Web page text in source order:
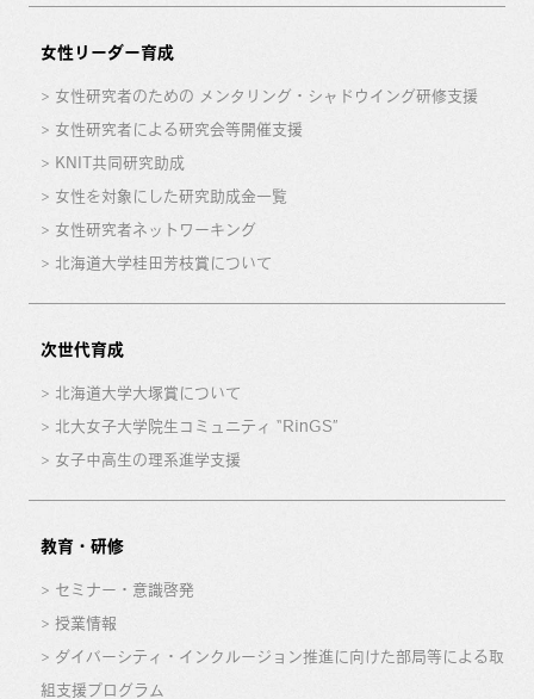
女性リーダー育成
女性研究者のための メンタリング・シャドウイング研修支援
女性研究者による研究会等開催支援
KNIT共同研究助成
女性を対象にした研究助成金一覧
女性研究者ネットワーキング
北海道大学桂田芳枝賞について
次世代育成
北海道大学大塚賞について
北大女子大学院生コミュニティ “RinGS”
女子中高生の理系進学支援
教育・研修
セミナー・意識啓発
授業情報
ダイバーシティ・インクルージョン推進に向けた部局等による取
組支援プログラム